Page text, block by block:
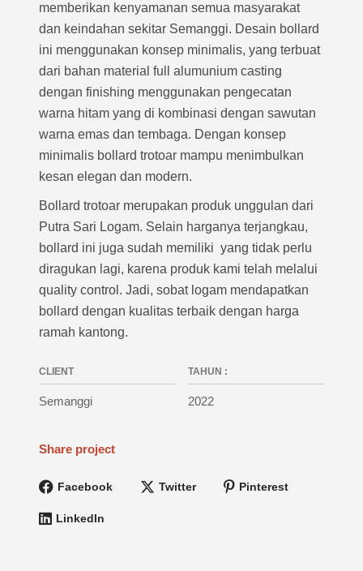
memberikan kenyamanan semua masyarakat
dan keindahan sekitar Semanggi. Desain bollard
ini menggunakan konsep minimalis, yang terbuat
dari bahan material full alumunium casting
dengan finishing menggunakan pengecatan
warna hitam yang di kombinasi dengan sawutan
warna emas dan tembaga. Dengan konsep
minimalis bollard trotoar mampu menimbulkan
kesan elegan dan modern.
Bollard trotoar merupakan produk unggulan dari
Putra Sari Logam. Selain harganya terjangkau,
bollard ini juga sudah memiliki yang tidak perlu
diragukan lagi, karena produk kami telah melalui
quality control. Jadi, sobat logam mendapatkan
bollard dengan kualitas terbaik dengan harga
ramah kantong.
CLIENT
Semanggi
TAHUN :
2022
Share project
Facebook Twitter Pinterest
LinkedIn